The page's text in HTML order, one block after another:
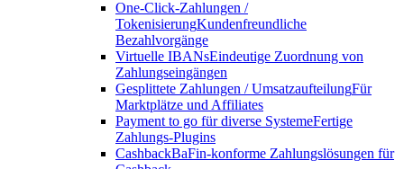
One-Click-Zahlungen /
TokenisierungKundenfreundliche
Bezahlvorgänge
Virtuelle IBANsEindeutige Zuordnung von
Zahlungseingängen
Gesplittete Zahlungen / UmsatzaufteilungFür
Marktplätze und Affiliates
Payment to go für diverse SystemeFertige
Zahlungs-Plugins
CashbackBaFin-konforme Zahlungslösungen für